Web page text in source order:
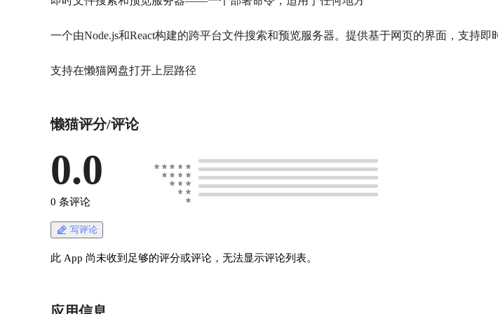
一个由Node.js和React构建的跨平台文件搜索和预览服务器。提供基于网页的界面，支持
支持在懒猫网盘打开上层路径
懒猫评分/评论
0.0
0 条评论
写评论
此 App 尚未收到足够的评分或评论，无法显示评论列表。